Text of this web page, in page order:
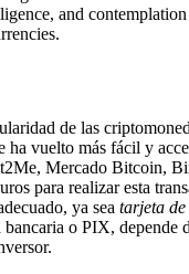
de las
ha vuelto más fácil y
Mercado Bitcoin,
para realizar esta
ya sea tarjeta
bancaria o PIX, depende